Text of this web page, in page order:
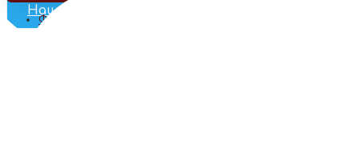
Наш Телеграм
Фонди пам’яті